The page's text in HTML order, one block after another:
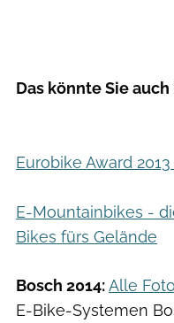
Das könnte Sie
Eurobike Award
E-Mountainbikes -
Bikes fürs Gelände
Bosch 2014:Alle
E-Bike-Systemen